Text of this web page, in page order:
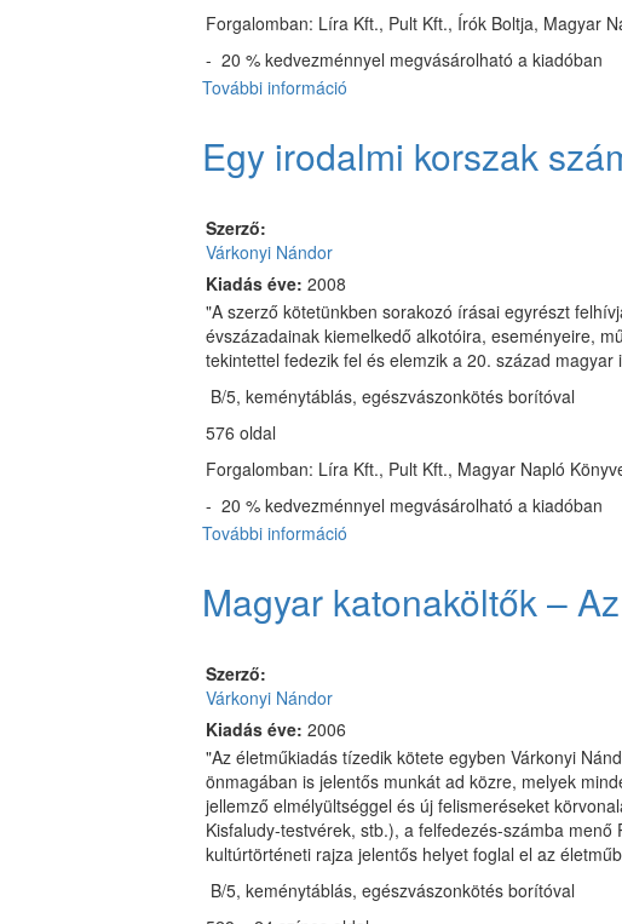
Forgalomban: Líra Kft., Pult Kft., Írók Boltja, Magyar
- 20 % kedvezménnyel megvásárolható a kiadóban
További információ
Egy irodalmi korszak
Szerző:
Várkonyi Nándor
Kiadás éve: 2008
"A szerző kötetünkben sorakozó írásai egyrészt
évszázadainak kiemelkedő alkotóira, eseményeire,
tekintettel fedezik fel és elemzik a 20. század
B/5, keménytáblás, egészvászonkötés borítóval
576 oldal
Forgalomban: Líra Kft., Pult Kft., Magyar Napló
- 20 % kedvezménnyel megvásárolható a kiadóban
További információ
számvetése
Magyar katonaköltők –
Szerző:
Várkonyi Nándor
Kiadás éve: 2006
"Az életműkiadás tízedik kötete egyben Várkonyi
önmagában is jelentős munkát ad közre, melyek
jellemző elmélyültséggel és új felismeréseket
Kisfaludy-testvérek, stb.), a felfedezés-számba
kultúrtörténeti rajza jelentős helyet foglal el az
B/5, keménytáblás, egészvászonkötés borítóval